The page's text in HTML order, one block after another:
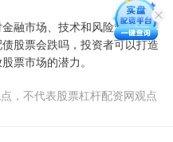
融市场、技术和风险管理有深
股票会跌吗，投资者可以打造
票市场的潜力。
，不代表股票杠杆配资网观点